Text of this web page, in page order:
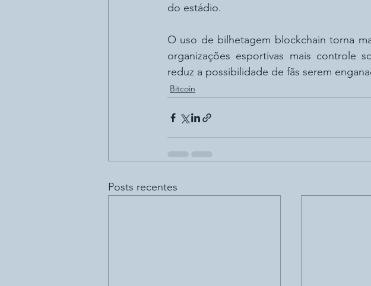
do estádio.
O uso de bilhetagem blockchain torna
organizações esportivas mais controle
reduz a possibilidade de fãs serem
Bitcoin
Posts recentes